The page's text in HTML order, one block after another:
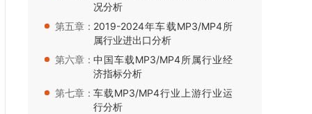
况分析
第五章： 2019-2024年车载MP3/MP4所
属行业进出口分析
第六章：中国车载MP3/MP4所属行业经
济指标分析
第七章：车载MP3/MP4行业上游行业运
行分析